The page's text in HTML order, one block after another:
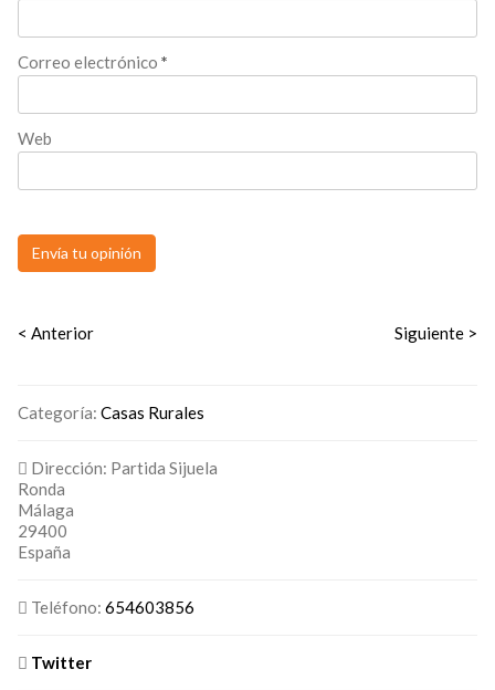
Correo electrónico *
Web
< Anterior Siguiente >
Categoría: Casas Rurales
Dirección: Partida Sijuela
Ronda
Málaga
29400
España
Teléfono: 654603856
Twitter